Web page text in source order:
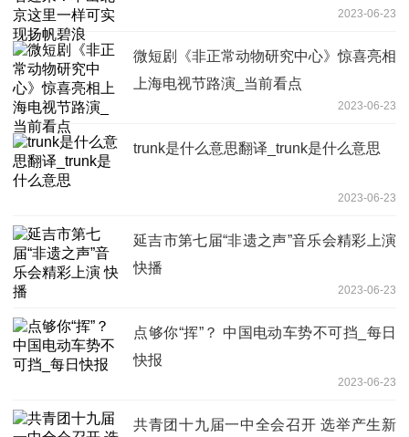
2023-06-23
微短剧《非正常动物研究中心》惊喜亮相
上海电视节路演_当前看点
2023-06-23
trunk是什么意思翻译_trunk是什么意思
2023-06-23
延吉市第七届“非遗之声”音乐会精彩上演
快播
2023-06-23
​点够你“挥”？ 中国电动车势不可挡_每日
快报
2023-06-23
共青团十九届一中全会召开 选举产生新